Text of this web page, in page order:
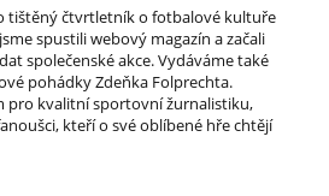
tištěný čtvrtletník o fotbalové kultuře
spustili webový magazín a začali
společenské akce. Vydáváme také
pohádky Zdeňka Folprechta.
pro kvalitní sportovní žurnalistiku,
kteří o své oblíbené hře chtějí